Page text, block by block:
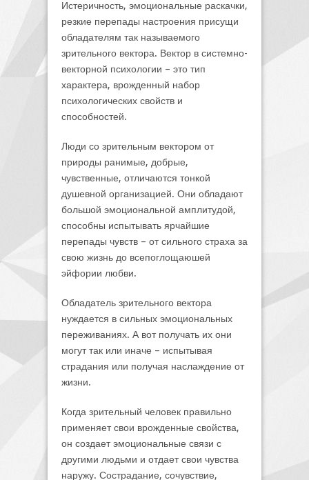
Истеричность, эмоциональные раскачки,
резкие перепады настроения присущи
обладателям так называемого
зрительного вектора. Вектор в системно-
векторной психологии – это тип
характера, врожденный набор
психологических свойств и
способностей.
Люди со зрительным вектором от
природы ранимые, добрые,
чувственные, отличаются тонкой
душевной организацией. Они обладают
большой эмоциональной амплитудой,
способны испытывать ярчайшие
перепады чувств – от сильного страха за
свою жизнь до всепоглощаюшей
эйфории любви.
Обладатель зрительного вектора
нуждается в сильных эмоциональных
переживаниях. А вот получать их они
могут так или иначе – испытывая
страдания или получая наслаждение от
жизни.
Когда зрительный человек правильно
применяет свои врожденные свойства,
он создает эмоциональные связи с
другими людьми и отдает свои чувства
наружу. Сострадание, сочувствие,